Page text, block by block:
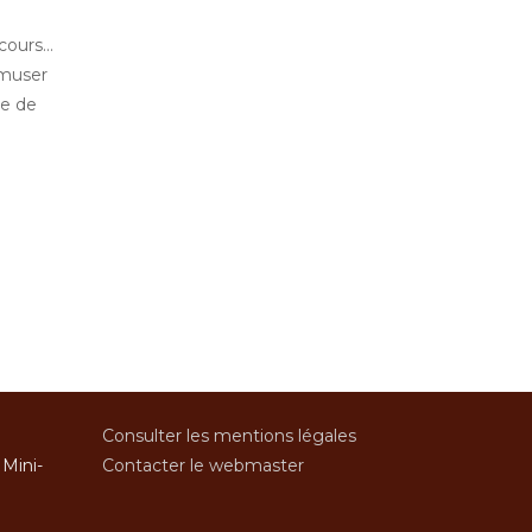
de
Consulter les mentions légales
Contacter le webmaster